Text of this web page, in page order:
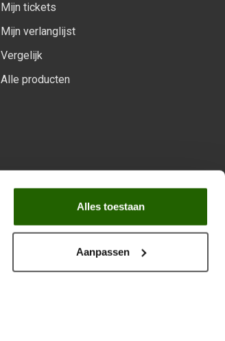
Alles toestaan
Aanpassen
Mijn tickets
Mijn verlanglijst
Vergelijk
Alle producten